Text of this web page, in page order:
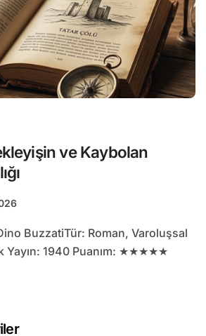
ve Kaybolan
Yayın: 1940 Puanım: ★★★★★